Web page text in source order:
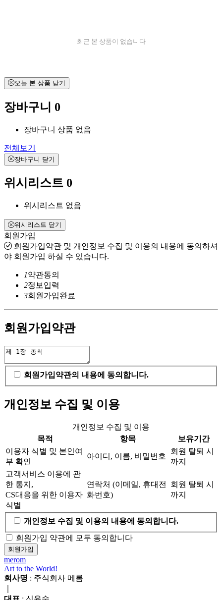
최근 본 상품이 없습니다
오늘 본 상품 닫기
장바구니 0
장바구니 상품 없음
전체보기
장바구니 닫기
위시리스트 0
위시리스트 없음
위시리스트 닫기
회원가입
회원가입약관 및 개인정보 수집 및 이용의 내용에 동의하셔
야 회원가입 하실 수 있습니다.
1약관동의
2정보입력
3회원가입완료
회원가입약관
회원가입약관의 내용에 동의합니다.
개인정보 수집 및 이용
개인정보 수집 및 이용
목적
항목
보유기간
이용자 식별 및 본인여
부 확인
아이디, 이름, 비밀번호
회원 탈퇴 시
까지
고객서비스 이용에 관
한 통지,
CS대응을 위한 이용자
식별
연락처 (이메일, 휴대전
화번호)
회원 탈퇴 시
까지
개인정보 수집 및 이용의 내용에 동의합니다.
회원가입 약관에 모두 동의합니다
회원가입
merom
Art to the World!
회사명 : 주식회사 메롬